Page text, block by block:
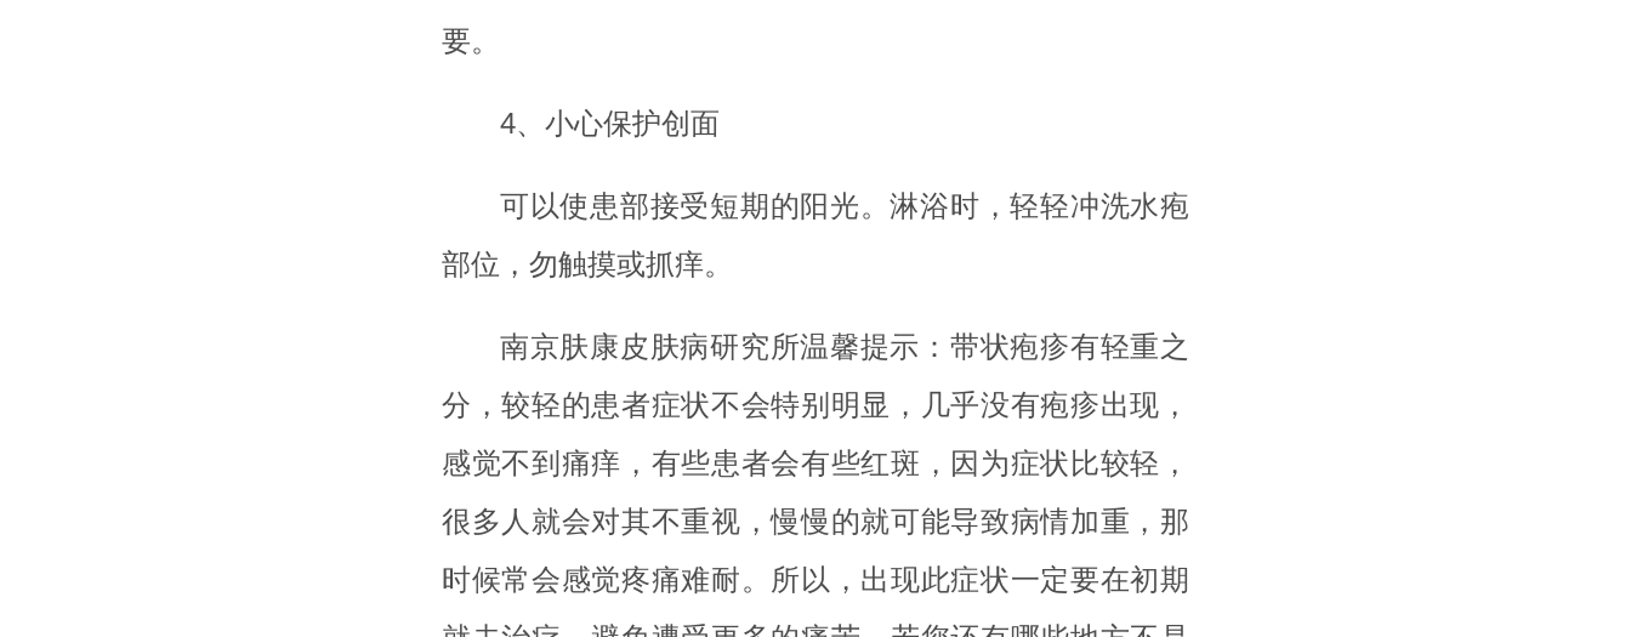
要。
4、小心保护创面
可以使患部接受短期的阳光。淋浴时，轻轻冲洗水疱
部位，勿触摸或抓痒。
南京肤康皮肤病研究所温馨提示：带状疱疹有轻重之
分，较轻的患者症状不会特别明显，几乎没有疱疹出现，
感觉不到痛痒，有些患者会有些红斑，因为症状比较轻，
很多人就会对其不重视，慢慢的就可能导致病情加重，那
时候常会感觉疼痛难耐。所以，出现此症状一定要在初期